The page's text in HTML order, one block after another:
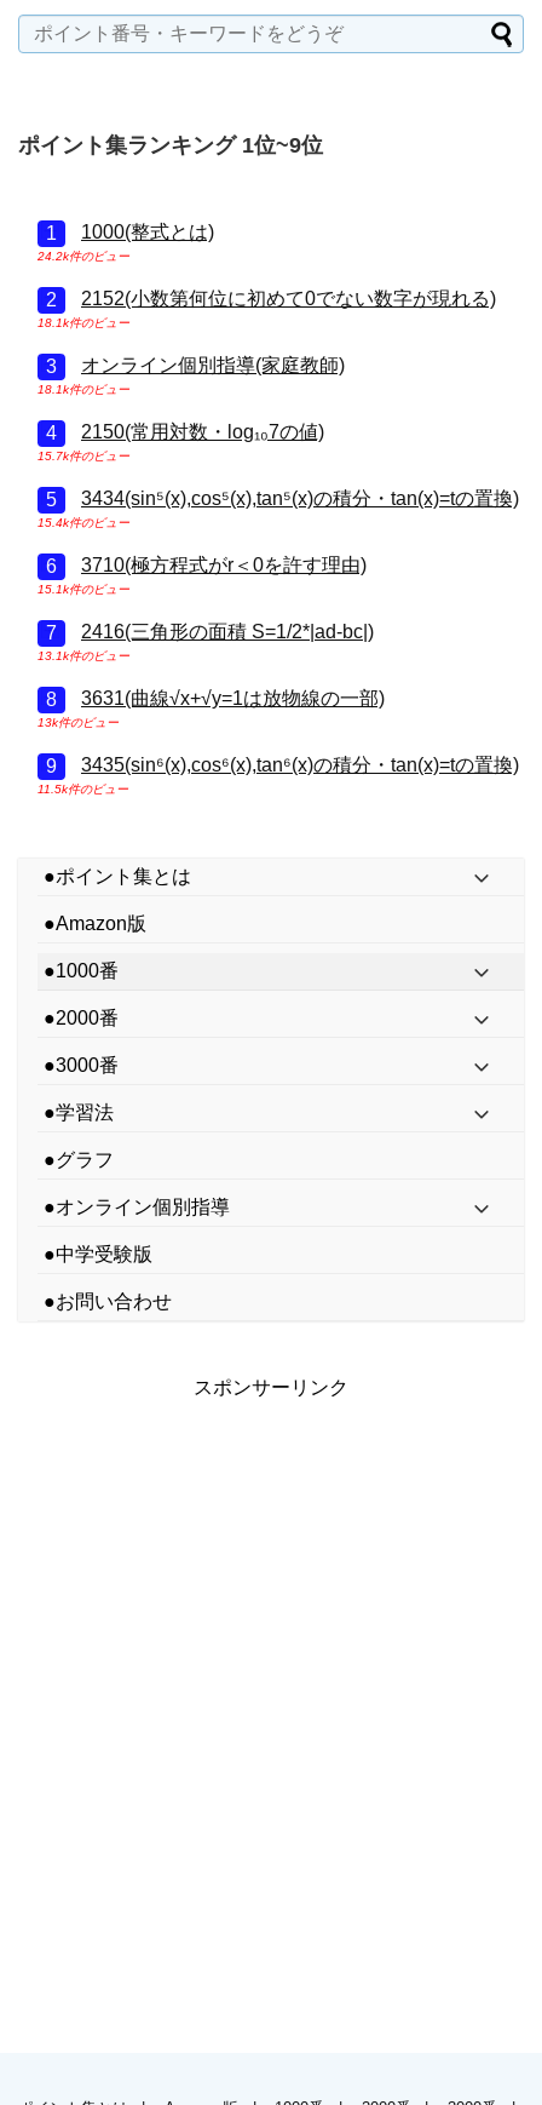
ポイント集ランキング 1位~9位
1000(整式とは)
24.2k件のビュー
2152(小数第何位に初めて0でない数字が現れる)
18.1k件のビュー
オンライン個別指導(家庭教師)
18.1k件のビュー
2150(常用対数・log₁₀7の値)
15.7k件のビュー
3434(sin⁵(x),cos⁵(x),tan⁵(x)の積分・tan(x)=tの置換)
15.4k件のビュー
3710(極方程式がr＜0を許す理由)
15.1k件のビュー
2416(三角形の面積 S=1/2*|ad-bc|)
13.1k件のビュー
3631(曲線√x+√y=1は放物線の一部)
13k件のビュー
3435(sin⁶(x),cos⁶(x),tan⁶(x)の積分・tan(x)=tの置換)
11.5k件のビュー
●ポイント集とは
●Amazon版
●1000番
●2000番
●3000番
●学習法
●グラフ
●オンライン個別指導
●中学受験版
●お問い合わせ
スポンサーリンク